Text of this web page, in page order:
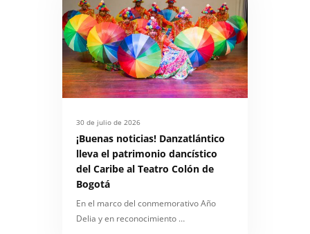
30 de julio de 2026
¡Buenas noticias! Danzatlántico
lleva el patrimonio dancístico
del Caribe al Teatro Colón de
Bogotá
En el marco del conmemorativo Año
Delia y en reconocimiento …